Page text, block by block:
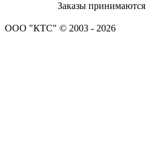
Заказы принимаются
ООО "КТС" © 2003 - 2026